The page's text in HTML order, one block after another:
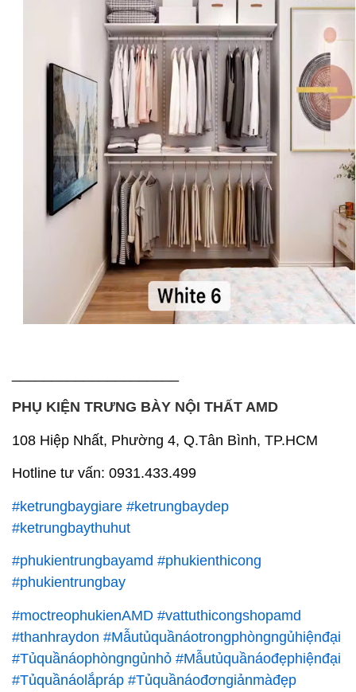
PHỤ KIỆN TRƯNG BÀY NỘI THẤT AMD
108 Hiệp Nhất, Phường 4, Q.Tân Bình, TP.HCM
Hotline tư vấn: 0931.433.499
#ketrungbaygiare #ketrungbaydep
#ketrungbaythuhut
#phukientrungbayamd #phukienthicong
#phukientrungbay
#moctreophukienAMD #vattuthicongshopamd
#thanhraydon #Mẫutủquầnáotrongphòngngủhiệnđại
#Tủquầnáophòngngủnhỏ #Mẫutủquầnáođẹphiệnđại
#Tủquầnáolắpráp #Tủquầnáođơngiảnmàđẹp